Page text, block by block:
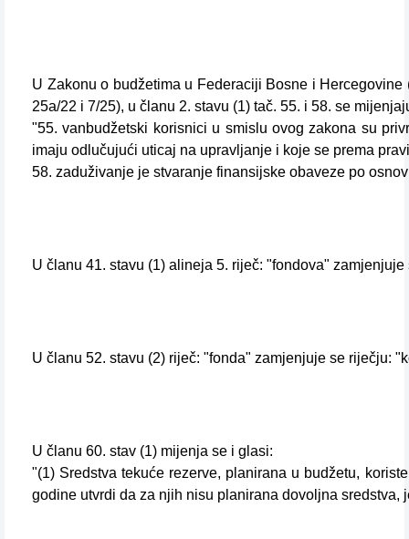
U Zakonu o budžetima u Federaciji Bosne i
25a/22 i 7/25), u članu 2. stavu (1) tač. 55. i 58. se
"55. vanbudžetski korisnici u smislu ovog zakona su
imaju odlučujući uticaj na upravljanje i koje se prema
58. zaduživanje je stvaranje finansijske obaveze po
U članu 41. stavu (1) alineja 5. riječ: "fondova"
U članu 52. stavu (2) riječ: "fonda" zamjenjuje se riječju:
U članu 60. stav (1) mijenja se i glasi:
"(1) Sredstva tekuće rezerve, planirana u budžetu,
godine utvrdi da za njih nisu planirana dovoljna